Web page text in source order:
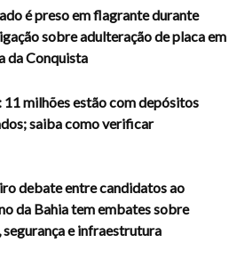
é preso em flagrante durante
sobre adulteração de placa em
da Conquista
11 milhões estão com depósitos
saiba como verificar
debate entre candidatos ao
da Bahia tem embates sobre
segurança e infraestrutura